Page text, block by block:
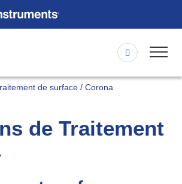
de surface Corona
de Traitement